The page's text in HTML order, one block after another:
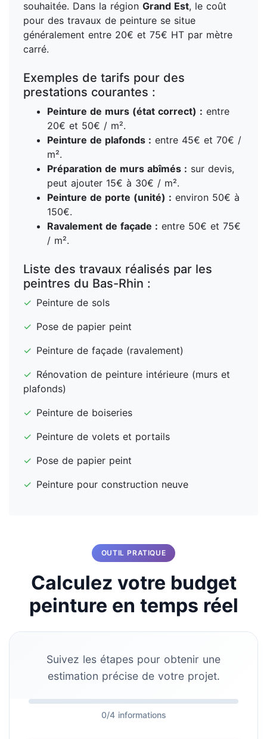
souhaitée. Dans la région Grand Est, le coût
pour des travaux de peinture se situe
généralement entre 20€ et 75€ HT par mètre
carré.
Exemples de tarifs pour des
prestations courantes :
Peinture de murs (état correct) : entre
20€ et 50€ / m².
Peinture de plafonds : entre 45€ et 70€ /
m².
Préparation de murs abîmés : sur devis,
peut ajouter 15€ à 30€ / m².
Peinture de porte (unité) : environ 50€ à
150€.
Ravalement de façade : entre 50€ et 75€
/ m².
Liste des travaux réalisés par les
peintres du Bas-Rhin :
✓ Peinture de sols
✓ Pose de papier peint
✓ Peinture de façade (ravalement)
✓ Rénovation de peinture intérieure (murs et
plafonds)
✓ Peinture de boiseries
✓ Peinture de volets et portails
✓ Pose de papier peint
✓ Peinture pour construction neuve
OUTIL PRATIQUE
Calculez votre budget
peinture en temps réel
Suivez les étapes pour obtenir une
estimation précise de votre projet.
0/4 informations